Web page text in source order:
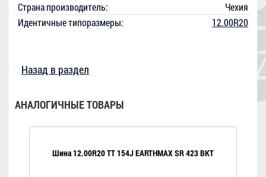
Страна производитель:
Чехия
Идентичные типоразмеры:
12.00R20
Назад в раздел
АНАЛОГИЧНЫЕ ТОВАРЫ
Шина 12.00R20 TT 154J EARTHMAX SR 423 BKT